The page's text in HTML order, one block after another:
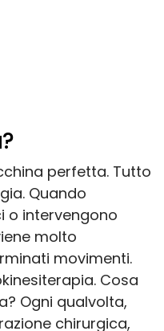
perfetta. Tutto
Quando
o intervengono
molto
movimenti.
Cosa
Ogni qualvolta,
chirurgica,